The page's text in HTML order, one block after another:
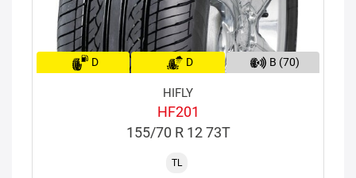
D D B (70)
HIFLY
HF201
155/70 R 12 73T
TL